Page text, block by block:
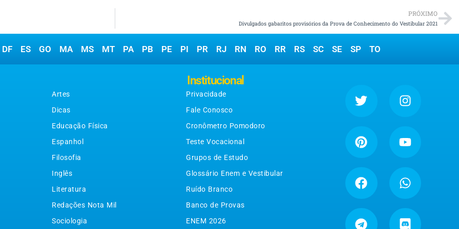
PRÓXIMO
Divulgados gabaritos provisórios da Prova de Conhecimento do Vestibular 2021
DF ES GO MA MS MT PA PB PE PI PR RJ RN RO RR RS SC SE SP TO
Artes
Dicas
Educação Física
Espanhol
Filosofia
Inglês
Literatura
Redações Nota Mil
Sociologia
Institucional
Privacidade
Fale Conosco
Cronômetro Pomodoro
Teste Vocacional
Grupos de Estudo
Glossário Enem e Vestibular
Ruído Branco
Banco de Provas
ENEM 2026